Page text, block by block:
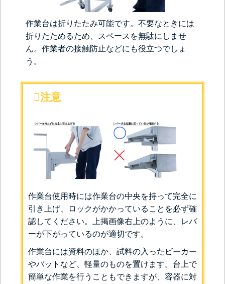
作業台は折りたたみ可能です。不要なときには
折りたためるため、スペースを無駄にしませ
ん。作業者の接触防止などにも役立つでしょ
う。
注意
作業台使用時には作業台の中央を持って完全に
引き上げ、ロックがかかっていることを必ず確
認してください。上掲画像右上のように、レバ
ーが下がっているのが適切です。
作業台には資料のほか、試料の入ったビーカー
やバットなど、軽量のものを置けます。台上で
簡単な作業を行うこともできますが、容器に対